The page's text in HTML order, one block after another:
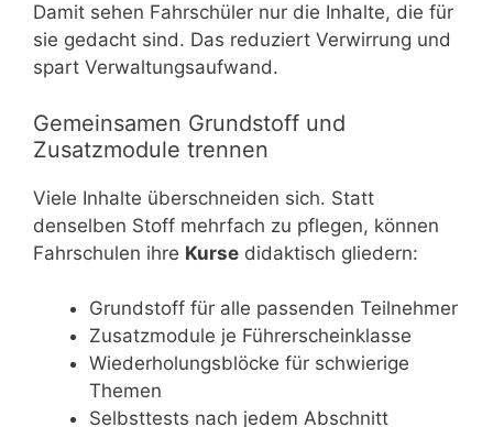
Damit sehen Fahrschüler nur die Inhalte, die für
sie gedacht sind. Das reduziert Verwirrung und
spart Verwaltungsaufwand.
Gemeinsamen Grundstoff und
Zusatzmodule trennen
Viele Inhalte überschneiden sich. Statt
denselben Stoff mehrfach zu pflegen, können
Fahrschulen ihre Kurse didaktisch gliedern:
Grundstoff für alle passenden Teilnehmer
Zusatzmodule je Führerscheinklasse
Wiederholungsblöcke für schwierige
Themen
Selbsttests nach jedem Abschnitt